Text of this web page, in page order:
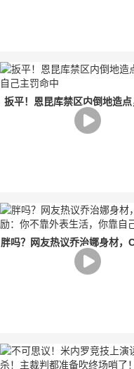
扳平！恩昆库禁区内倒地造点
己主罚命中
胖吗？网友热议乔治娜身材，C
你不靠外表生活，你靠自